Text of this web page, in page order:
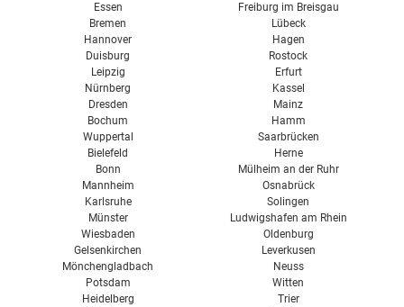
Essen
Bremen
Hannover
Duisburg
Leipzig
Nürnberg
Dresden
Bochum
Wuppertal
Bielefeld
Bonn
Mannheim
Karlsruhe
Münster
Wiesbaden
Gelsenkirchen
Mönchengladbach
Freiburg im Breisgau
Lübeck
Hagen
Rostock
Erfurt
Kassel
Mainz
Hamm
Saarbrücken
Herne
Mülheim an der Ruhr
Osnabrück
Solingen
Ludwigshafen am Rhein
Oldenburg
Leverkusen
Neuss
Potsdam
Heidelberg
Witten
Trier